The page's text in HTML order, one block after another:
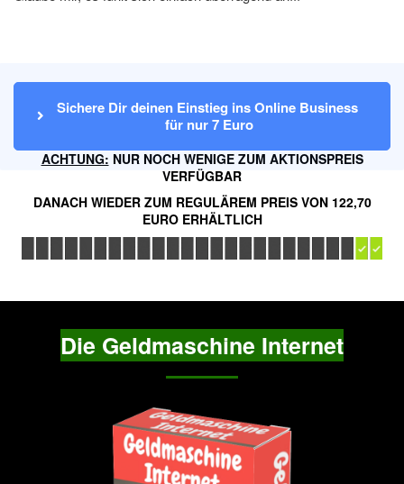
Sichere Dir deinen Einstieg ins Online Business
für nur 7 Euro
ACHTUNG: NUR NOCH WENIGE ZUM AKTIONSPREIS
VERFÜGBAR
DANACH WIEDER ZUM REGULÄREM PREIS VON 122,70
EURO ERHÄLTLICH
Die Geldmaschine Internet